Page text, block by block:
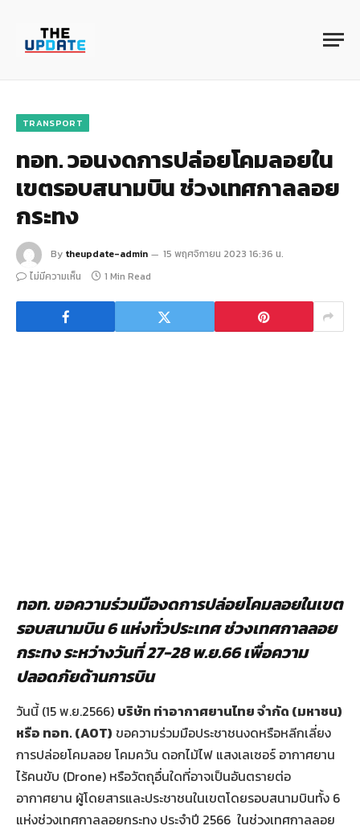
TRANSPORT
ทอท. วอนงดการปล่อยโคมลอยใน
เขตรอบสนามบิน ช่วงเทศกาลลอย
กระทง
By theupdate-admin
15 พฤศจิกายน 2023 16:36 น.
ไม่มีความเห็น
1 Min Read
ทอท. ขอความร่วมมืองดการปล่อยโคมลอยในเขต
รอบสนามบิน6 แห่งทั่วประเทศช่วงเทศกาลลอย
กระทง ระหว่างวันที่27-28 พ.ย.66 เพื่อความ
ปลอดภัยด้านการบิน
วันนี้ (15 พ.ย.2566) บริษัท ท่าอากาศยานไทย จำกัด (มหาชน)
หรือ ทอท. (AOT) ขอความร่วมมือประชาชนงดหรือหลีกเลี่ยง
การปล่อยโคมลอย โคมควัน ดอกไม้ไฟ แสงเลเซอร์ อากาศยาน
ไร้คนขับ (Drone) หรือวัตถุอื่นใดที่อาจเป็นอันตรายต่อ
อากาศยาน ผู้โดยสารและประชาชนในเขตโดยรอบสนามบินทั้ง 6
แห่งช่วงเทศกาลลอยกระทง ประจำปี 2566 ในช่วงเทศกาลลอย